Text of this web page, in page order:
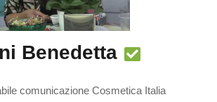
Benedetta
comunicazione Cosmetica Italia